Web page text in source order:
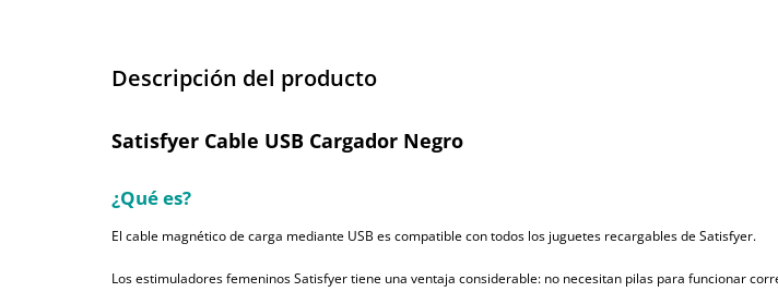
Descripción del producto
Satisfyer Cable USB Cargador Negro
¿Qué es?
El cable magnético de carga mediante USB es compatible con todos los juguetes recargables de Satisfyer.
Los estimuladores femeninos Satisfyer tiene una ventaja considerable: no necesitan pilas para funcionar